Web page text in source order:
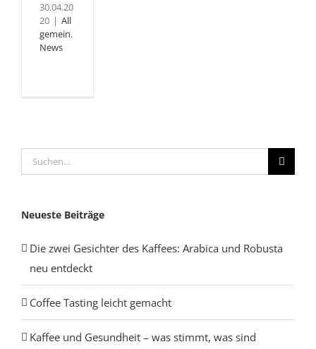
30.04.20
20 | All
gemein,
News
Suche
nach:
Neueste Beiträge
Die zwei Gesichter des Kaffees: Arabica und Robusta
neu entdeckt
Coffee Tasting leicht gemacht
Kaffee und Gesundheit – was stimmt, was sind